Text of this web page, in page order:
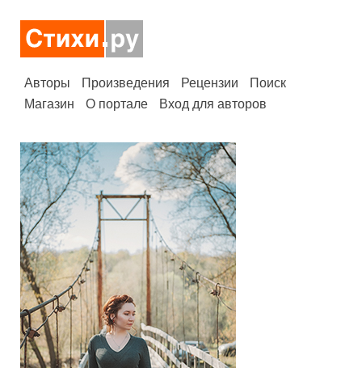
Авторы Произведения Рецензии
Поиск
Магазин
О портале Вход для авторов